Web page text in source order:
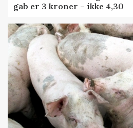
gab er 3 kroner – ikke 4,30